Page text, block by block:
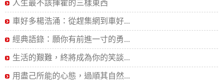
人生最不該揮霍的三樣東西
車好多楊浩涌：從趕集網到車好...
經典語錄：願你有前進一寸的勇...
生活的艱難，終將成為你的笑談...
用盡己所能的心態，過順其自然...